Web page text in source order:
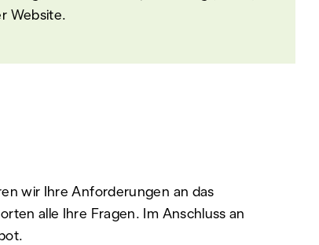
Website.
wir Ihre Anforderungen an das
alle Ihre Fragen. Im Anschluss an